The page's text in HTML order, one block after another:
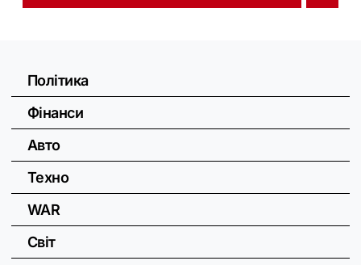
Політика
Фінанси
Авто
Техно
WAR
Світ